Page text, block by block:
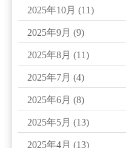
2025年10月 (11)
2025年9月 (9)
2025年8月 (11)
2025年7月 (4)
2025年6月 (8)
2025年5月 (13)
2025年4月 (13)